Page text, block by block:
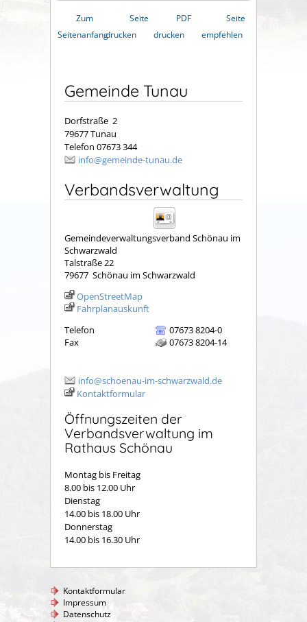
Zum
Seitenanfang
Seite
drucken
PDF
drucken
Seite
empfehlen
Gemeinde Tunau
Dorfstraße 2
79677 Tunau
Telefon 07673 344
info@gemeinde-tunau.de
Verbandsverwaltung
Gemeindeverwaltungsverband Schönau im
Schwarzwald
Talstraße 22
79677 Schönau im Schwarzwald
OpenStreetMap
Fahrplanauskunft
Telefon
07673 8204-0
Fax
07673 8204-14
info@schoenau-im-schwarzwald.de
Kontaktformular
Öffnungszeiten der
Verbandsverwaltung im
Rathaus Schönau
Montag bis Freitag
8.00 bis 12.00 Uhr
Dienstag
14.00 bis 18.00 Uhr
Donnerstag
14.00 bis 16.30 Uhr
Kontaktformular
Impressum
Datenschutz